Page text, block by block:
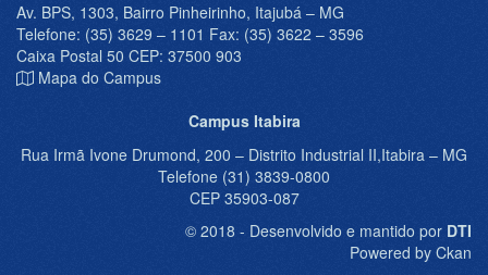
Av. BPS, 1303, Bairro Pinheirinho, Itajubá – MG
Telefone: (35) 3629 – 1101 Fax: (35) 3622 – 3596
Caixa Postal 50 CEP: 37500 903
Mapa do Campus
Campus Itabira
Rua Irmã Ivone Drumond, 200 – Distrito Industrial II,Itabira – MG
Telefone (31) 3839-0800
CEP 35903-087
© 2018 - Desenvolvido e mantido por DTI
Powered by Ckan